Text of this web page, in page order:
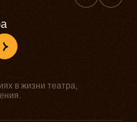
в жизни театра,